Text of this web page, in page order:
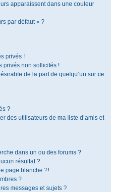
apparaissent dans une couleur
par défaut » ?
privés !
privés non sollicités !
de la part de quelqu’un sur ce
?
des utilisateurs de ma liste d’amis et
dans un ou des forums ?
résultat ?
page blanche ?!
?
messages et sujets ?